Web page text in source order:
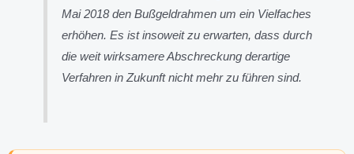
Mai 2018 den Bußgeldrahmen um ein Vielfaches
erhöhen. Es ist insoweit zu erwarten, dass durch
die weit wirksamere Abschreckung derartige
Verfahren in Zukunft nicht mehr zu führen sind.